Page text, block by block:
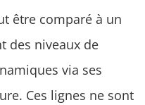
être comparé à un
des niveaux de
via ses
Ces lignes ne sont